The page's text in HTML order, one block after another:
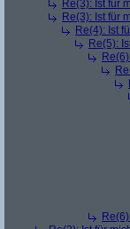
Re(3): Ist für
Re(3): Ist für
Re(4): Ist
Re(5):